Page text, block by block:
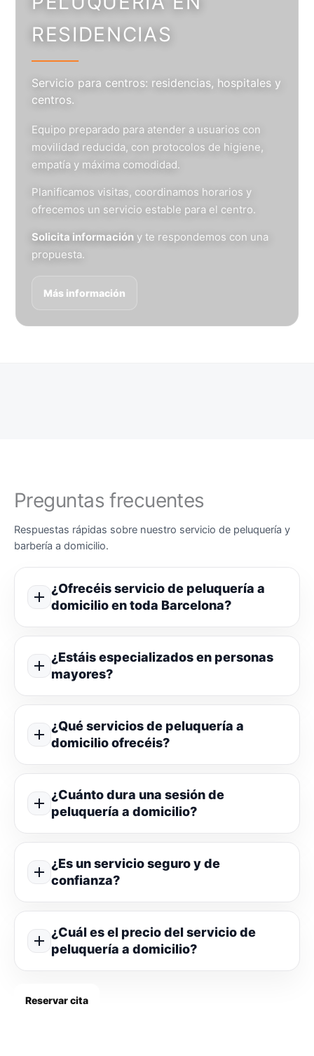
RESIDENCIAS
Servicio para centros: residencias, hospitales y
centros.
Equipo preparado para atender a usuarios con
movilidad reducida, con protocolos de higiene,
empatía y máxima comodidad.
Planificamos visitas, coordinamos horarios y
ofrecemos un servicio estable para el centro.
Solicita información y te respondemos con una
propuesta.
Más información
Preguntas frecuentes
Respuestas rápidas sobre nuestro servicio de peluquería y
barbería a domicilio.
¿Ofrecéis servicio de peluquería a
domicilio en toda Barcelona?
¿Estáis especializados en personas
mayores?
¿Qué servicios de peluquería a
domicilio ofrecéis?
¿Cuánto dura una sesión de
peluquería a domicilio?
¿Es un servicio seguro y de
confianza?
¿Cuál es el precio del servicio de
peluquería a domicilio?
Reservar cita